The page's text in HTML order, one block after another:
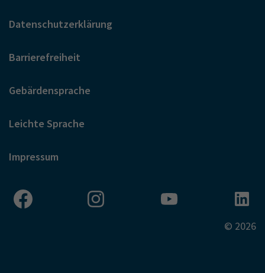
Datenschutzerklärung
Barrierefreiheit
Gebärdensprache
Leichte Sprache
Impressum
© 2026